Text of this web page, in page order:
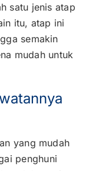
satu jenis atap
itu, atap ini
semakin
mudah untuk
yang mudah
penghuni